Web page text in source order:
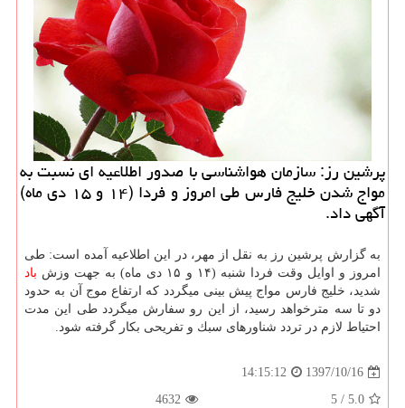
پرشین رز: سازمان هواشناسی با صدور اطلاعیه ای نسبت به
مواج شدن خلیج فارس طی امروز و فردا (۱۴ و ۱۵ دی ماه)
آگهی داد.
به گزارش پرشین رز به نقل از مهر، در این اطلاعیه آمده است: طی
امروز و اوایل وقت فردا شنبه (۱۴ و ۱۵ دی ماه) به جهت وزش
باد
شدید، خلیج فارس مواج پیش بینی میگردد كه ارتفاع موج آن به حدود
دو تا سه مترخواهد رسید، از این رو سفارش میگردد طی این مدت
احتیاط لازم در تردد شناورهای سبك و تفریحی بكار گرفته شود.
1397/10/16
14:15:12
5.0
/
5
4632